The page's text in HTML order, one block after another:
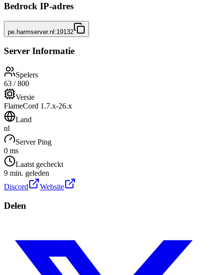
Bedrock IP-adres
pe.harmserver.nl:19132
Server Informatie
Spelers
63 / 800
Versie
FlameCord 1.7.x-26.x
Land
nl
Server Ping
0 ms
Laatst gecheckt
9 min. geleden
Discord
Website
Delen